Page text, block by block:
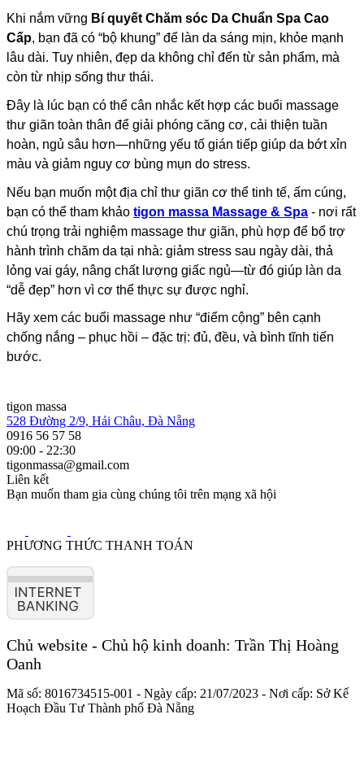
Khi nắm vững Bí quyết Chăm sóc Da Chuẩn Spa Cao
Cấp, bạn đã có “bộ khung” để làn da sáng mịn, khỏe mạnh
lâu dài. Tuy nhiên, đẹp da không chỉ đến từ sản phẩm, mà
còn từ nhịp sống thư thái.
Đây là lúc bạn có thể cân nhắc kết hợp các buổi massage
thư giãn toàn thân để giải phóng căng cơ, cải thiện tuần
hoàn, ngủ sâu hơn—những yếu tố gián tiếp giúp da bớt xỉn
màu và giảm nguy cơ bùng mụn do stress.
Nếu bạn muốn một địa chỉ thư giãn cơ thể tinh tế, ấm cúng,
bạn có thể tham khảo tigon massa Massage & Spa - nơi rất
chú trọng trải nghiệm massage thư giãn, phù hợp để bổ trợ
hành trình chăm da tại nhà: giảm stress sau ngày dài, thả
lỏng vai gáy, nâng chất lượng giấc ngủ—từ đó giúp làn da
“dễ đẹp” hơn vì cơ thể thực sự được nghỉ.
Hãy xem các buổi massage như “điểm cộng” bên cạnh
chống nắng – phục hồi – đặc trị: đủ, đều, và bình tĩnh tiến
bước.
tigon massa
528 Đường 2/9, Hải Châu, Đà Nẵng
0916 56 57 58
09:00 - 22:30
tigonmassa@gmail.com
Liên kết
Bạn muốn tham gia cùng chúng tôi trên mạng xã hội
PHƯƠNG THỨC THANH TOÁN
Chủ website - Chủ hộ kinh doanh: Trần Thị Hoàng
Oanh
Mã số: 8016734515-001 - Ngày cấp: 21/07/2023 - Nơi cấp: Sở Kế
Hoạch Đầu Tư Thành phố Đà Nẵng